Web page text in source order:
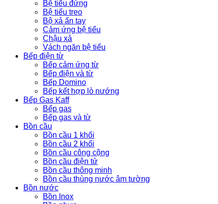
Bệ tiểu đứng
Bệ tiểu treo
Bộ xả ấn tay
Cảm ứng bệ tiểu
Chậu xả
Vách ngăn bệ tiểu
Bếp điện từ
Bếp cảm ứng từ
Bếp điện và từ
Bếp Domino
Bếp kết hợp lò nướng
Bếp Gas Kaff
Bếp gas
Bếp gas và từ
Bồn cầu
Bồn cầu 1 khối
Bồn cầu 2 khối
Bồn cầu công cộng
Bồn cầu điện tử
Bồn cầu thông minh
Bồn cầu thùng nước âm tường
Bồn nước
Bồn Inox